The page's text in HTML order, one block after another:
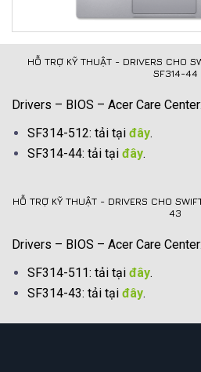
HỖ TRỢ KỸ THUẬT - DRIVERS CHO
SF314-44
Drivers – BIOS – Acer Care Center:
SF314-512: tải tại đây.
SF314-44: tải tại đây.
HỖ TRỢ KỸ THUẬT - DRIVERS CHO
43
Drivers – BIOS – Acer Care Center:
SF314-511: tải tại đây.
SF314-43: tải tại đây.